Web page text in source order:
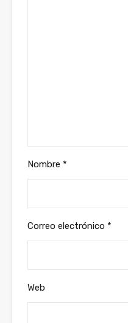
Nombre *
Correo electrónico *
Web